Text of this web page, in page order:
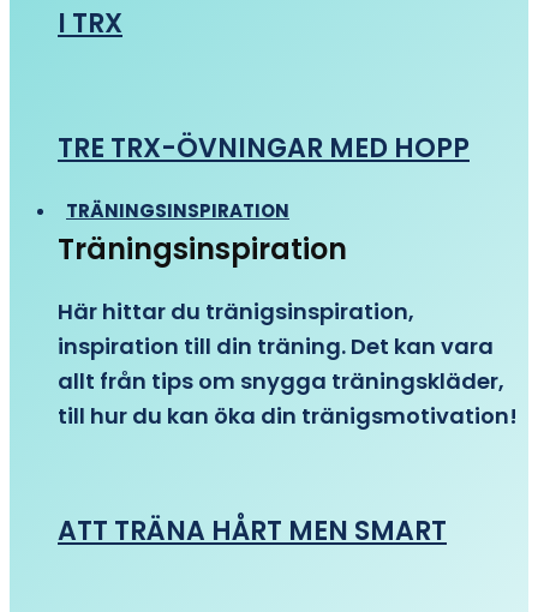
I TRX
TRE TRX-ÖVNINGAR MED HOPP
TRÄNINGSINSPIRATION
Träningsinspiration
Här hittar du tränigsinspiration,
inspiration till din träning. Det kan vara
allt från tips om snygga träningskläder,
till hur du kan öka din tränigsmotivation!
ATT TRÄNA HÅRT MEN SMART